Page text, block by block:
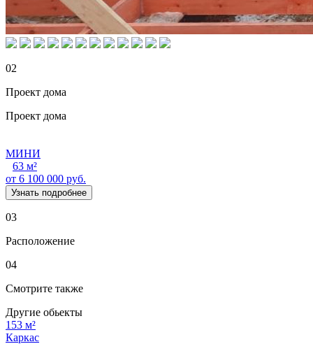
02
Проект дома
Проект дома
МИНИ
63 м²
от 6 100 000 руб.
Узнать подробнее
03
Расположение
04
Смотрите также
Другие обьекты
153 м²
Каркас